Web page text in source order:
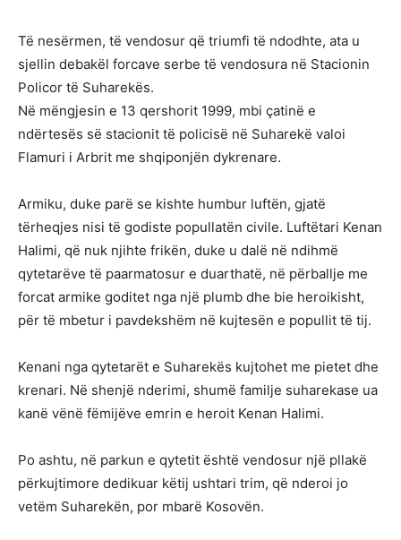
Të nesërmen, të vendosur që triumfi të ndodhte, ata u
sjellin debakël forcave serbe të vendosura në Stacionin
Policor të Suharekës.
Në mëngjesin e 13 qershorit 1999, mbi çatinë e
ndërtesës së stacionit të policisë në Suharekë valoi
Flamuri i Arbrit me shqiponjën dykrenare.
Armiku, duke parë se kishte humbur luftën, gjatë
tërheqjes nisi të godiste popullatën civile. Luftëtari Kenan
Halimi, që nuk njihte frikën, duke u dalë në ndihmë
qytetarëve të paarmatosur e duarthatë, në përballje me
forcat armike goditet nga një plumb dhe bie heroikisht,
për të mbetur i pavdekshëm në kujtesën e popullit të tij.
Kenani nga qytetarët e Suharekës kujtohet me pietet dhe
krenari. Në shenjë nderimi, shumë familje suharekase ua
kanë vënë fëmijëve emrin e heroit Kenan Halimi.
Po ashtu, në parkun e qytetit është vendosur një pllakë
përkujtimore dedikuar këtij ushtari trim, që nderoi jo
vetëm Suharekën, por mbarë Kosovën.